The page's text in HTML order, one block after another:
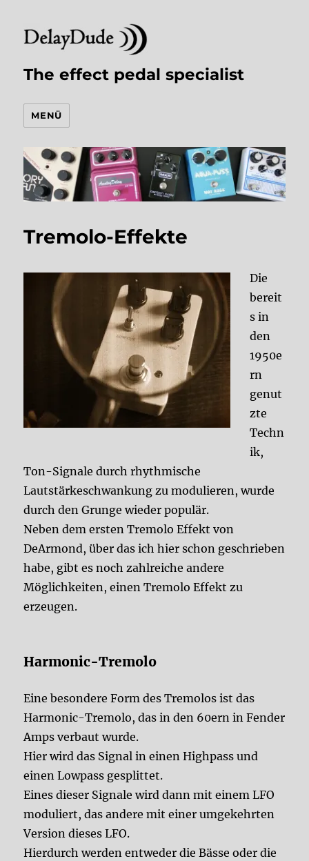
The effect pedal specialist
MENÜ
Tremolo-Effekte
Die
bereit
s in
den
1950e
rn
genut
zte
Techn
ik,
Ton-Signale durch rhythmische
Lautstärkeschwankung zu modulieren, wurde
durch den Grunge wieder populär.
Neben dem ersten Tremolo Effekt von
DeArmond, über das ich hier schon geschrieben
habe, gibt es noch zahlreiche andere
Möglichkeiten, einen Tremolo Effekt zu
erzeugen.
Harmonic-Tremolo
Eine besondere Form des Tremolos ist das
Harmonic-Tremolo, das in den 60ern in Fender
Amps verbaut wurde.
Hier wird das Signal in einen Highpass und
einen Lowpass gesplittet.
Eines dieser Signale wird dann mit einem LFO
moduliert, das andere mit einer umgekehrten
Version dieses LFO.
Hierdurch werden entweder die Bässe oder die